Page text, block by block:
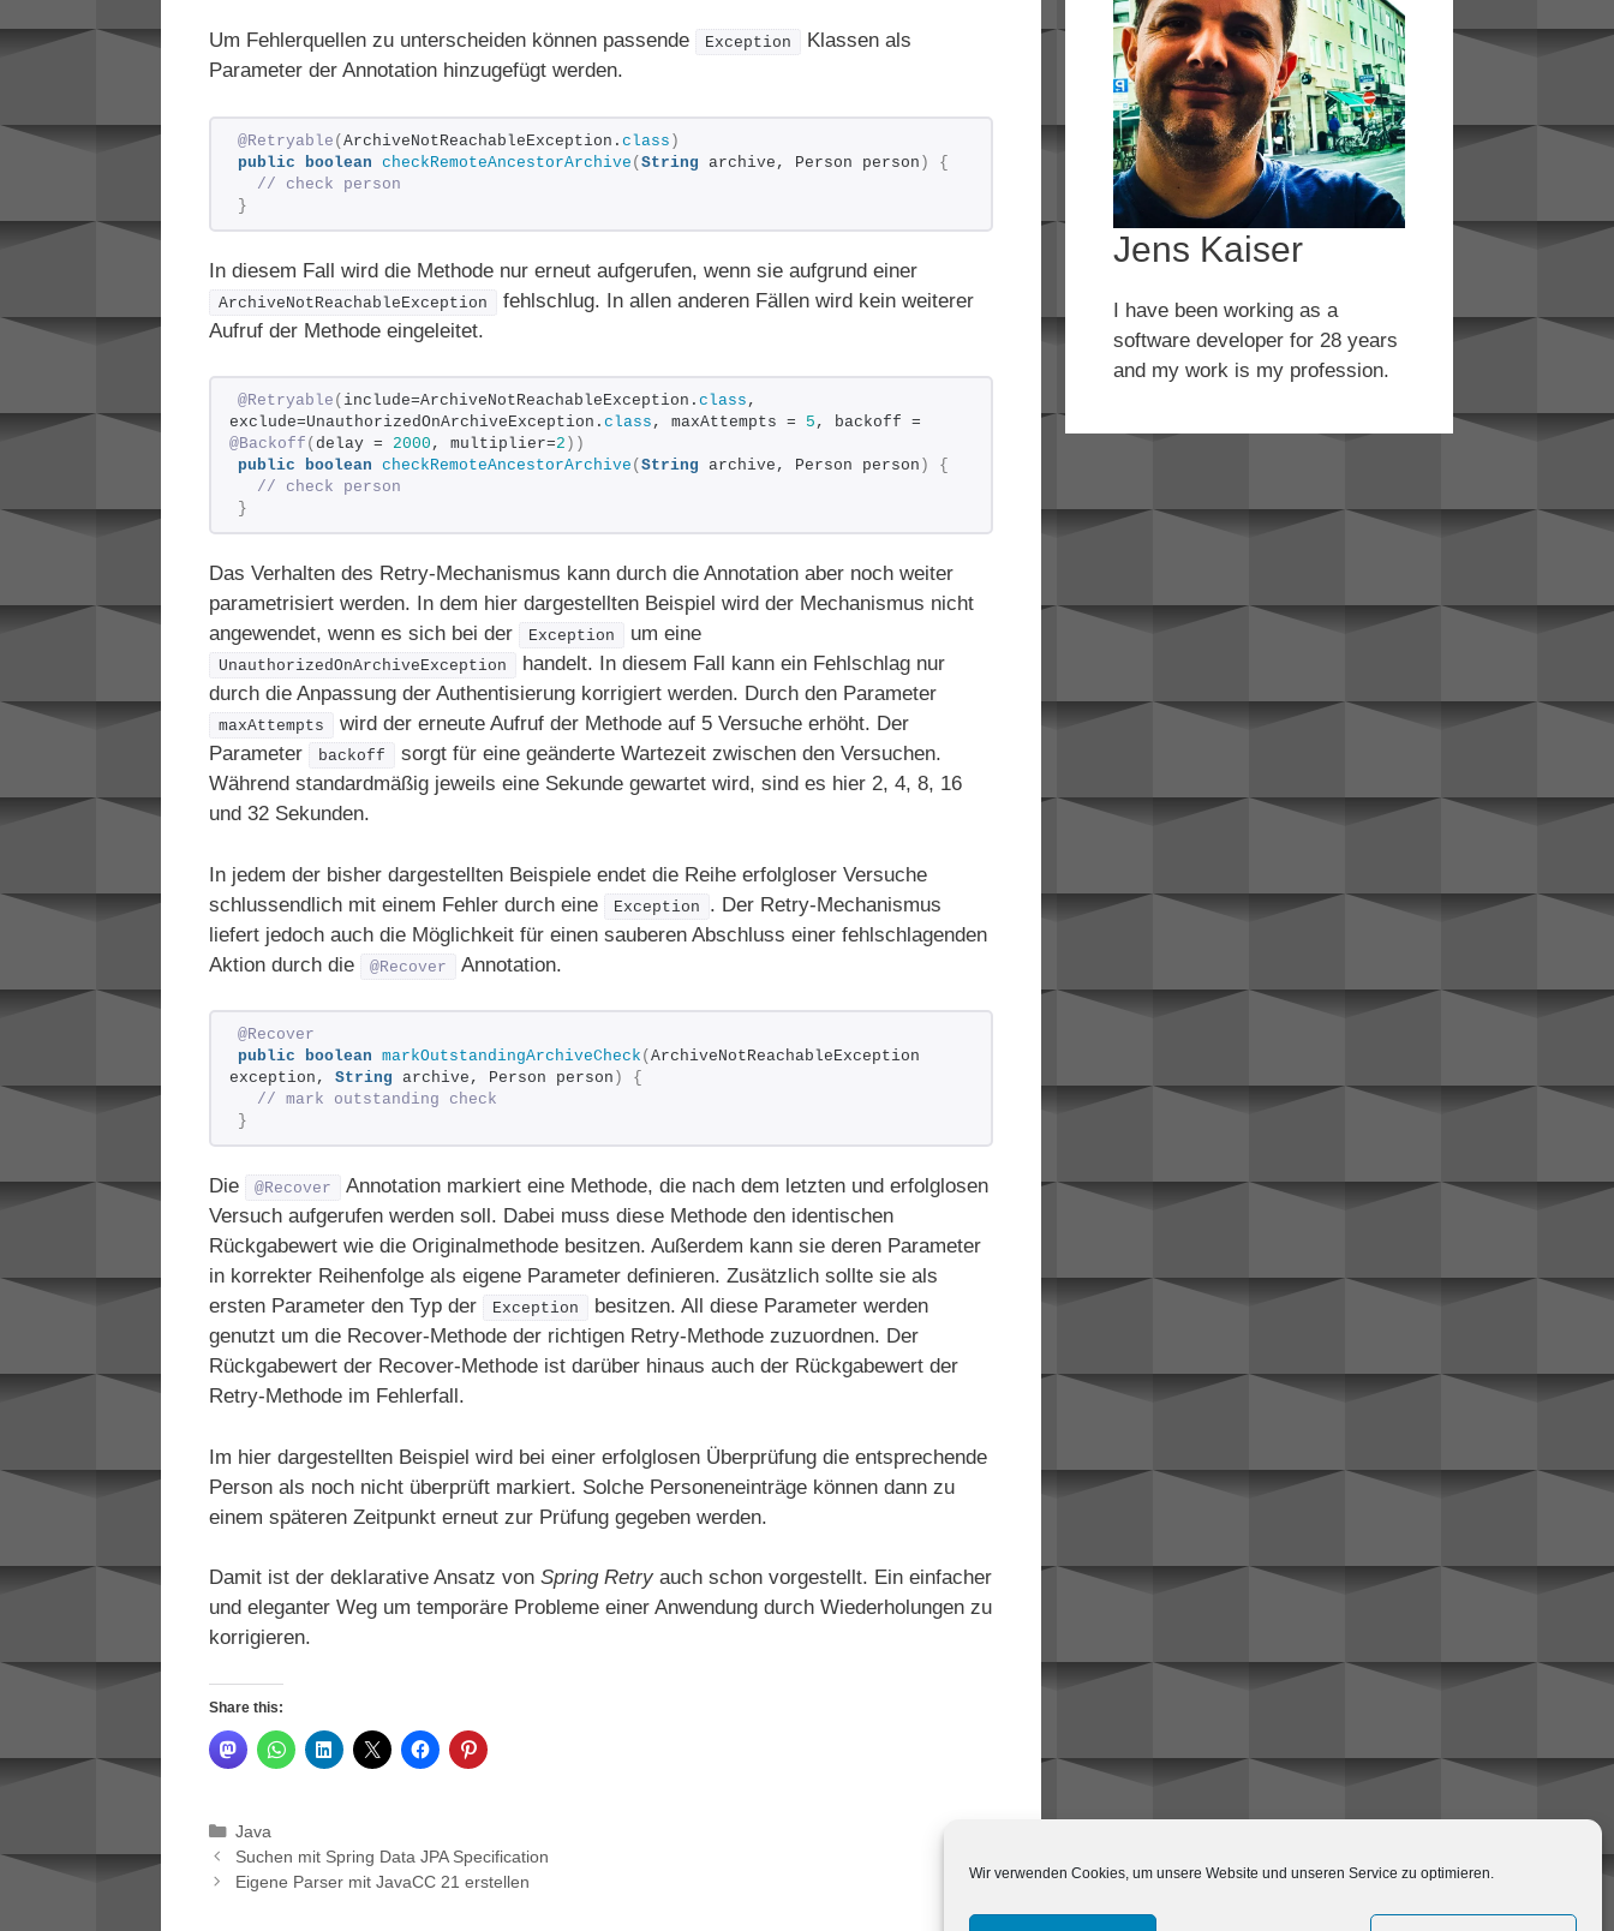
Wir verwenden Cookies, um unsere Website und unseren Service zu optimieren.
Um Fehlerquellen zu unterscheiden können passende Exception
Klassen als
Parameter der Annotation hinzugefügt werden.
@Retryable (ArchiveNotReachableException.class )
public
boolean checkRemoteAncestorArchive (String archive, Person person )
{
// check person
}
In diesem Fall wird die Methode nur erneut aufgerufen, wenn sie aufgrund einer
ArchiveNotReachableException
fehlschlug. In allen anderen Fällen wird kein weiterer
Aufruf der Methode eingeleitet.
@Retryable ( include=ArchiveNotReachableException.class ,
exclude=UnauthorizedOnArchiveException.class , maxAttempts = 5
@Backoff ( delay = 2000 , multiplier=2 ))
public
boolean checkRemoteAncestorArchive (String archive, Person person )
{
// check person
}
Das Verhalten des Retry-Mechanismus kann durch die Annotation aber noch weiter
parametrisiert werden. In dem hier dargestellten Beispiel wird der Mechanismus nicht
angewendet, wenn es sich bei der
Exception um eine
UnauthorizedOnArchiveException
handelt. In diesem Fall kann ein Fehlschlag nur
durch die Anpassung der Authentisierung korrigiert werden. Durch den Parameter
maxAttempts
wird der erneute Aufruf der Methode auf 5 Versuche erhöht. Der
Parameter
backoff
sorgt für eine geänderte Wartezeit zwischen den Versuchen.
Während standardmäßig jeweils eine Sekunde gewartet wird, sind es hier 2, 4, 8, 16
und 32 Sekunden.
In jedem der bisher dargestellten Beispiele endet die Reihe erfolgloser Versuche
schlussendlich mit einem Fehler durch eine
Exception
. Der Retry-Mechanismus
liefert jedoch auch die Möglichkeit für einen sauberen Abschluss einer fehlschlagenden
Aktion durch die
@Recover Annotation.
@Recover
public
boolean markOutstandingArchiveCheck (ArchiveNotReachableException
exception, String archive, Person person )
{
// mark outstanding check
}
Die @Recover
Annotation markiert eine Methode, die nach dem letzten und erfolglosen
Versuch aufgerufen werden soll. Dabei muss diese Methode den identischen
Rückgabewert wie die Originalmethode besitzen. Außerdem kann sie deren Parameter
in korrekter Reihenfolge als eigene Parameter definieren. Zusätzlich sollte sie als
ersten Parameter den Typ der
Exception
besitzen. All diese Parameter werden
genutzt um die Recover-Methode der richtigen Retry-Methode zuzuordnen. Der
Rückgabewert der Recover-Methode ist darüber hinaus auch der Rückgabewert der
Retry-Methode im Fehlerfall.
Im hier dargestellten Beispiel wird bei einer erfolglosen Überprüfung die entsprechende
Person als noch nicht überprüft markiert. Solche Personeneinträge können dann zu
einem späteren Zeitpunkt erneut zur Prüfung gegeben werden.
Damit ist der deklarative Ansatz vonSpring Retry auch schon vorgestellt. Ein einfacher
und eleganter Weg um temporäre Probleme einer Anwendung durch Wiederholungen zu
korrigieren.
Share this:
Categories
Java
Suchen mit Spring Data JPA Specification
Eigene Parser mit JavaCC 21 erstellen
Jens Kaiser
I have been working as a
software developer for 28 years
and my work is my profession.